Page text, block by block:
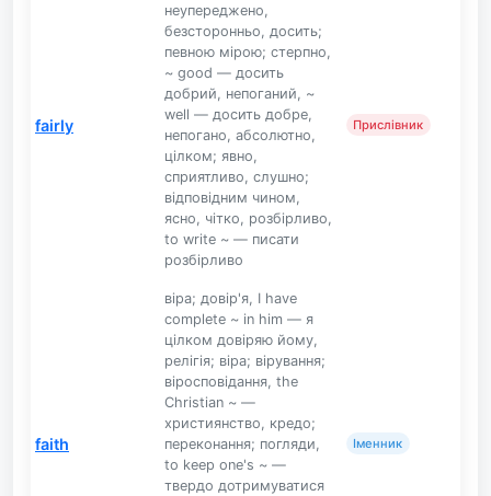
fairly
неупереджено,
безсторонньо, досить;
певною мірою; стерпно,
~ good — досить
добрий, непоганий, ~
well — досить добре,
непогано, абсолютно,
цілком; явно,
сприятливо, слушно;
відповідним чином,
ясно, чітко, розбірливо,
to write ~ — писати
розбірливо
Прислівник
faith
віра; довір'я, I have
complete ~ in him — я
цілком довіряю йому,
релігія; віра; вірування;
віросповідання, the
Christian ~ —
християнство, кредо;
переконання; погляди,
to keep one's ~ —
твердо дотримуватися
Іменник